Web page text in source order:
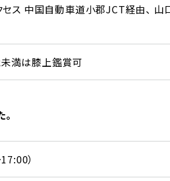
ス 中国自動車道小郡JCT経由、 山
満は膝上鑑賞可
）